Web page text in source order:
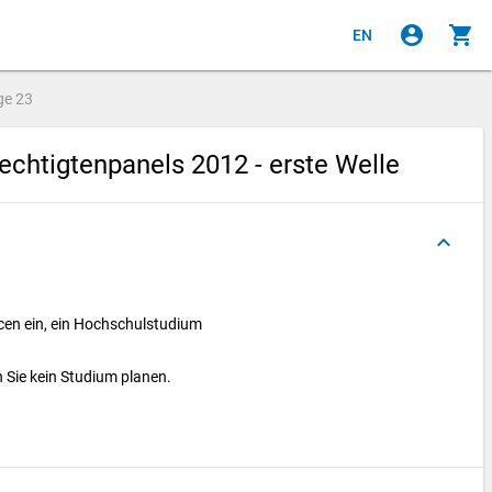
EN account_circle shopping_cart
23
2012 - erste Welle
keyboard_arrow_up
ein, ein Hochschulstudium
kein Studium planen.